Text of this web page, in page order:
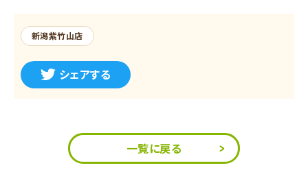
新潟紫竹山店
シェアする
一覧に戻る